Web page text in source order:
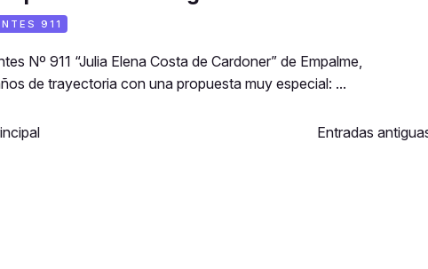
911
Nº 911 “Julia Elena Costa de Cardoner” de Empalme,
de trayectoria con una propuesta muy especial: ...
Entradas